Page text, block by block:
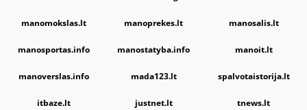
manomokslas.lt manoprekes.lt manosalis.lt
manosportas.info manostatyba.info manoit.lt
manoverslas.info mada123.lt spalvotaistorija.lt
itbaze.lt justnet.lt tnews.lt